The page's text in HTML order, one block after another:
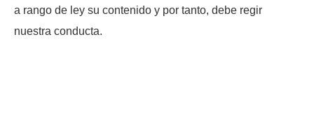
a rango de ley su contenido y por tanto, debe regir
nuestra conducta.